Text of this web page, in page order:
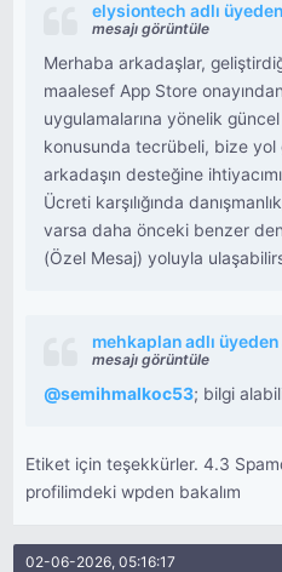
elysiontech adlı üyeden
mesajı görüntüle
Merhaba arkadaşlar,
maalesef App Store
uygulamalarına yönelik
konusunda tecrübeli, bize
arkadaşın desteğine
Ücreti karşılığında
varsa daha önceki benzer
(Özel Mesaj) yoluyla
mehkaplan adlı üyeden
mesajı görüntüle
@semihmalkoc53; bilgi
Etiket için teşekkürler. 4.3
profilimdeki wpden bakalım
02-06-2026, 05:16:17